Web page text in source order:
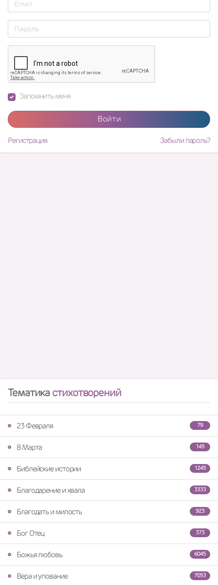
Запомнить меня
Войти
Регистрация Забыли пароль?
Тематикастихотворений
79
23 Февраля
145
8 Марта
1245
Библейские истории
3333
Благодарение и хвала
923
Благодать и милость
373
Бог Отец
6045
Божья любовь
7053
Вера и упование